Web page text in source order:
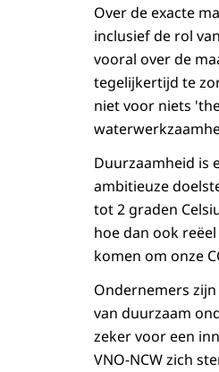
Over de exacte
inclusief de rol
vooral over de
tegelijkertijd te
niet voor niets
Duurzaamheid is
ambitieuze
tot 2 graden
hoe dan ook
komen om onze
Ondernemers
van duurzaam
zeker voor een
VNO-NCW zich